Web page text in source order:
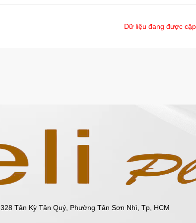
Dữ liệu đang được
328 Tân Kỳ Tân Quý, Phường Tân Sơn Nhì, Tp, HCM